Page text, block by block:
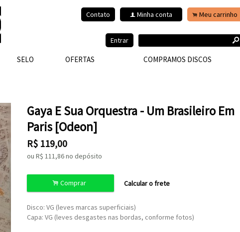
Contato f Minha conta . Meu carrinho
Entrar s
SELO OFERTAS COMPRAMOS DISCOS
Gaya E Sua Orquestra - Um Brasileiro Em
Paris [Odeon]
R$ 119,00
ou R$ 111,86no depósito
. Comprar Calcular o frete
Disco: VG (leves marcas superficiais)
Capa: VG (leves desgastes nas bordas, conforme fotos)